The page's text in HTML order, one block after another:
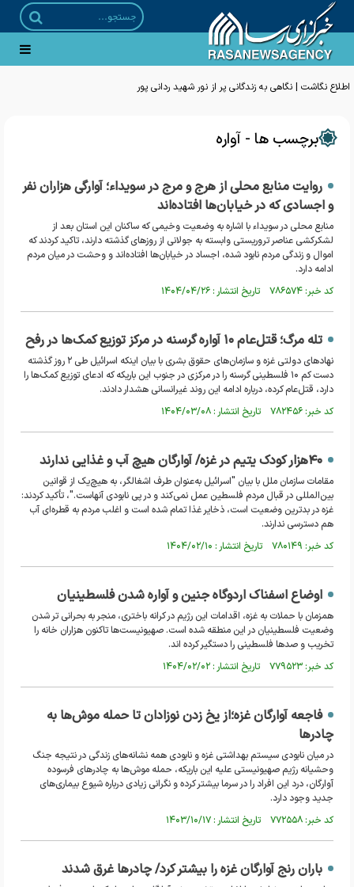
اطلاع نگاشت | نگاهی به زندگانی پر از نور شهید ردانی پور
برچسب ها - آواره
روایت منابع محلی از هرج و مرج در سویداء؛ آوارگی هزاران نفر
و اجسادی که در خیابان‌ها افتاده‌اند
منابع محلی در سویداء با اشاره به وضعیت وخیمی که ساکنان این استان بعد از
لشکرکشی عناصر تروریستی وابسته به جولانی از روزهای گذشته دارند، تاکید کردند که
اموال و زندگی مردم نابود شده، اجساد در خیابان‌ها افتاده‌اند و وحشت در میان مردم
ادامه دارد.
کد خبر: ۷۸۶۵۷۴ تاریخ انتشار : ۱۴۰۴/۰۴/۲۶
تله‌ مرگ؛ قتل‌عام ۱۰ آواره گرسنه در مرکز توزیع کمک‌ها در رفح
نهادهای دولتی غزه و سازمان‌های حقوق بشری با بیان اینکه اسرائیل طی ۲ روز گذشته
دست کم ۱۰ فلسطینی گرسنه را در مرکزی در جنوب این باریکه که ادعای توزیع کمک‌ها را
دارد، قتل‌عام کرده، درباره ادامه این روند غیرانسانی هشدار دادند.
کد خبر: ۷۸۲۴۵۶ تاریخ انتشار : ۱۴۰۴/۰۳/۰۸
۴۰هزار کودک یتیم در غزه/ آوارگان هیچ آب و غذایی ندارند
مقامات سازمان ملل با بیان "اسرائیل به‌عنوان طرف اشغالگر، به هیچ‌یک از قوانین
بین‌المللی در قبال مردم فلسطین عمل نمی‌کند و در پی نابودی آنهاست."، تأکید کردند:
غزه در بدترین وضعیت است، ذخایر غذا تمام شده است و اغلب مردم به قطره‌ای آب
هم دسترسی ندارند.
کد خبر: ۷۸۰۱۴۹ تاریخ انتشار : ۱۴۰۴/۰۲/۱۰
اوضاع اسفناک اردوگاه جنین و آواره شدن فلسطینیان
همزمان با حملات به غزه، اقدامات این رژیم در کرانه باختری، منجر به بحرانی تر شدن
وضعیت فلسطینیان در این منطقه شده است. صهیونیست‌ها تاکنون هزاران خانه را
تخریب و صدها فلسطینی را دستگیر کرده اند.
کد خبر: ۷۷۹۵۲۳ تاریخ انتشار : ۱۴۰۴/۰۲/۰۲
فاجعه آوارگان غزه؛از یخ زدن نوزادان تا حمله موش‌ها به
چادرها
در میان نابودی سیستم بهداشتی غزه و نابودی همه نشانه‌های زندگی در نتیجه جنگ
وحشیانه رژیم صهیونیستی علیه این باریکه، حمله موش‌ها به چادرهای فرسوده
آوارگان، درد این افراد را در سرما بیشتر کرده و نگرانی‌ زیادی درباره شیوع بیماری‌های
جدید وجود دارد.
کد خبر: ۷۷۲۵۵۸ تاریخ انتشار : ۱۴۰۳/۱۰/۱۷
باران رنج آوارگان غزه را بیشتر کرد/ چادرها غرق شدند